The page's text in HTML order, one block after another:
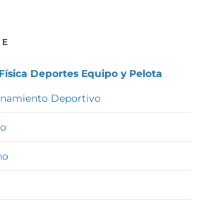
Deportes Equipo y Pelota
Deportivo